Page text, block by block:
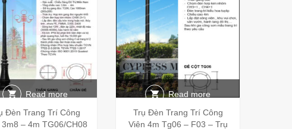
Read more
Đèn Trang Trí Công
3m8 – 4m TG06/CH08
Read more
Trụ Đèn Trang Trí Công
Viên 4m Tg06 – F03 – Trụ